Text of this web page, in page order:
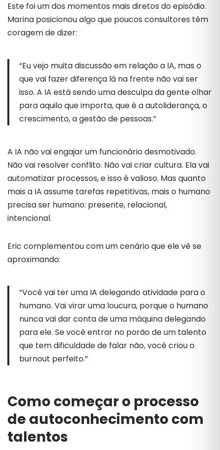
Este foi um dos momentos mais diretos do episódio.
Marina posicionou algo que poucos consultores têm
coragem de dizer:
“Eu vejo muita discussão em relação a IA, mas o
que vai fazer diferença lá na frente não vai ser
isso. A IA está sendo uma desculpa da gente olhar
para aquilo que importa, que é a autoliderança, o
crescimento, a gestão de pessoas.”
A IA não vai engajar um funcionário desmotivado.
Não vai resolver conflito. Não vai criar cultura. Ela vai
automatizar processos, e isso é valioso. Mas quanto
mais a IA assume tarefas repetitivas, mais o humano
precisa ser humano: presente, relacional,
intencional.
Eric complementou com um cenário que ele vê se
aproximando:
“Você vai ter uma IA delegando atividade para o
humano. Vai virar uma loucura, porque o humano
nunca vai dar conta de uma máquina delegando
para ele. Se você entrar no porão de um talento
que tem dificuldade de falar não, você criou o
burnout perfeito.”
Como começar o processo
de autoconhecimento com
talentos